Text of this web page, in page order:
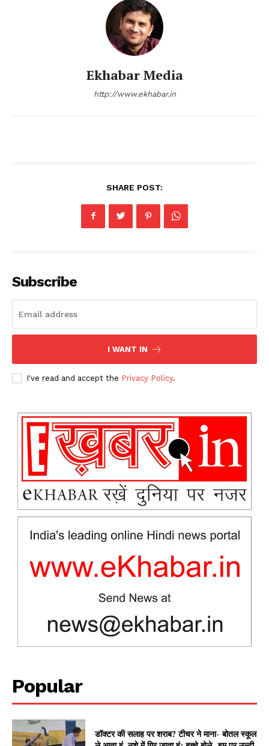
Ekhabar Media
http://www.ekhabar.in
SHARE POST:
Subscribe
I WANT IN
I've read and accept the Privacy Policy.
Popular
डॉक्टर की सलाह पर शराब? टीचर ने माना- बोतल स्कूल